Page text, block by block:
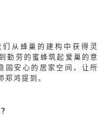
从蜂巢的建构中获得灵
勤劳的蜜蜂筑起爱巢的意
固安心的居家空间，让所
郑鸿提到。